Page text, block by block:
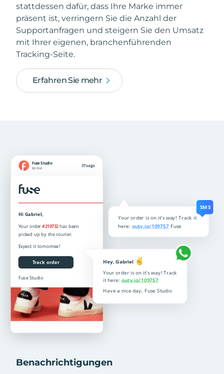
stattdessen dafür, dass Ihre Marke immer
präsent ist, verringern Sie die Anzahl der
Supportanfragen und steigern Sie den Umsatz
mit Ihrer eigenen, branchenführenden
Tracking-Seite.
Erfahren Sie mehr
Benachrichtigungen